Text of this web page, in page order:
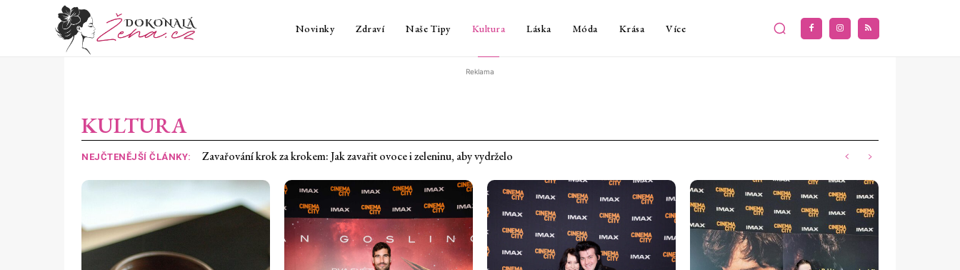
Novinky Zdraví Naše Tipy Kultura Láska Móda Krása Více
Reklama
KULTURA
NEJČTENĚJŠÍ ČLÁNKY:Zavařování krok za krokem: Jak zavařit ovoce i zeleninu, aby vydrželo
Rozpálené auto: Co v něm v horku nenechávat a jak ho rychle zchladit